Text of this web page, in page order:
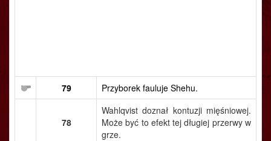
79 Przyborek fauluje Shehu.
78
Wahlqvist doznał kontuzji mięśniowej.
Może być to efekt tej długiej przerwy w
grze.